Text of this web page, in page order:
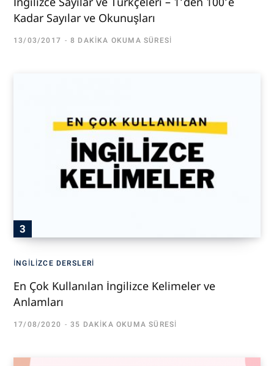
Kadar Sayılar ve Okunuşları
13/03/2017 8 DAKIKA OKUMA SÜRESI
İNGILIZCE DERSLERI
En Çok Kullanılan İngilizce Kelimeler ve
Anlamları
17/08/2020 35 DAKIKA OKUMA SÜRESI